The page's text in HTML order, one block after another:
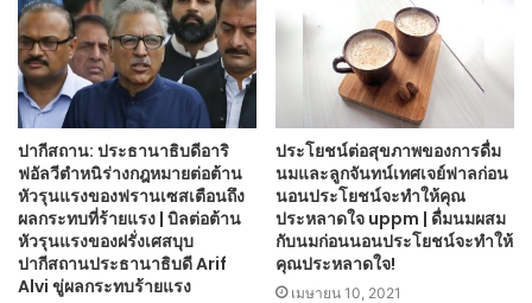
ปากีสถาน: ประธานาธิบดีอาริ
ฟอัลวีตำหนิร่างกฎหมายต่อต้าน
หัวรุนแรงของฟรานเซสเตือนถึง
ผลกระทบที่ร้ายแรง | บิลต่อต้าน
หัวรุนแรงของฝรั่งเศสบุบ
ปากีสถานประธานาธิบดี Arif
Alvi ขู่ผลกระทบร้ายแรง
ประโยชน์ต่อสุขภาพของการดื่ม
นมและลูกจันทน์เทศเจย์ฟาลก่อน
นอนประโยชน์จะทำให้คุณ
ประหลาดใจ uppm | ดื่มนมผสม
กับนมก่อนนอนประโยชน์จะทำให้
คุณประหลาดใจ!
เมษายน 10, 2021